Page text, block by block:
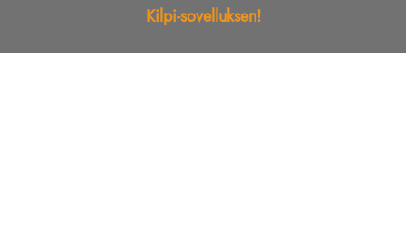
Kilpi-sovelluksen!